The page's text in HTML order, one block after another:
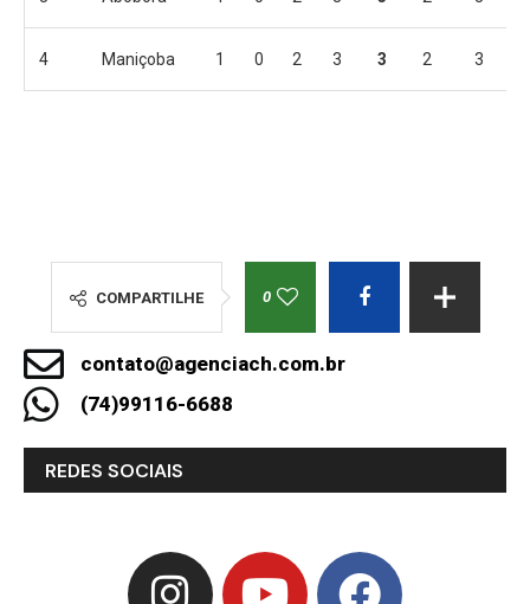
4 Maniçoba 1 0 2 3 3 2 3
COMPARTILHE 0
contato@agenciach.com.br
(74)99116-6688
REDES SOCIAIS